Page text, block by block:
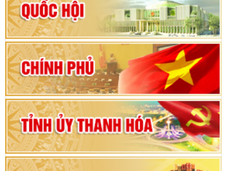
Hướng dẫn quy trình bỏ phiếu bầu cử ĐBQH
khoá XVI và đại biểu HĐND các cấp nhiệm kỳ
2026-2031
80 năm Quốc hội Việt Nam: vì lợi ích Nhân dân,
vì sự phát triển của đất nước
Bộ Chính trị duyệt nội dung Đại hội đại biểu
Đảng bộ tỉnh Thanh Hóa lần thứ XX, nhiệm kỳ
2025 - 2030
Đại hội đại biểu Đảng bộ xã Yên Thọ lần thứ I,
nhiệm kỳ 2025 – 2030